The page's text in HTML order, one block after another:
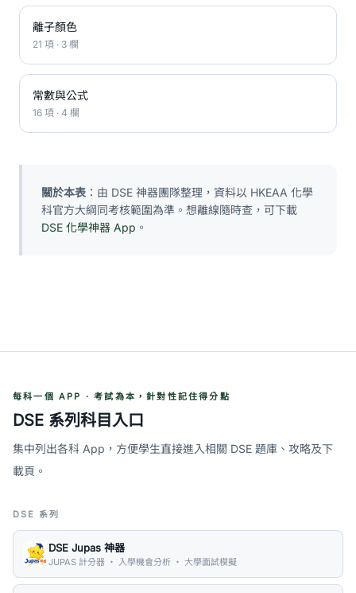
離子顏色
21 項 · 3 欄
常數與公式
16 項 · 4 欄
關於本表 ：由 DSE 神器團隊整理，資料以 HKEAA 化學
科官方大綱同考核範圍為準。想離線隨時查，可下載
DSE 化學神器 App 。
每科一個 APP · 考試為本，針對性記住得分點
DSE 系列科目入口
集中列出各科 App，方便學生直接進入相關 DSE 題庫、攻略及下
載頁。
DSE 系列
DSE Jupas 神器
JUPAS 計分器 ・ 入學機會分析 ・ 大學面試模擬